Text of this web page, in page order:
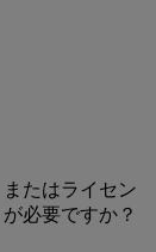
たはライセン
必要ですか？